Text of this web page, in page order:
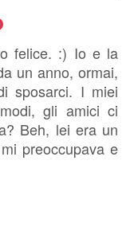
felice. :) Io e la
un anno, ormai,
sposarci. I miei
gli amici ci
Beh, lei era un
preoccupava e